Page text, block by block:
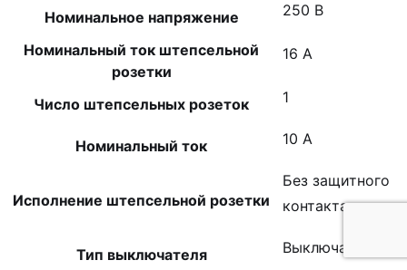
Номинальное напряжение 250 В
Номинальный ток штепсельной
розетки
16 А
Число штепсельных розеток 1
Номинальный ток 10 А
Исполнение штепсельной розетки
Без защитного
контакта
Тип выключателя Выключатель